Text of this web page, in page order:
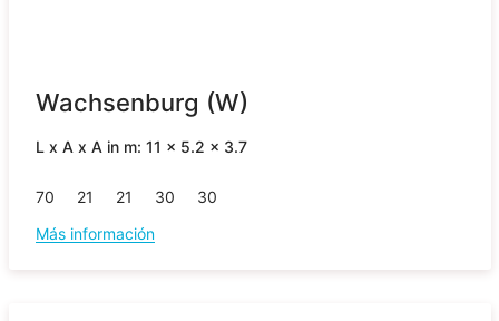
Wachsenburg (W)
L x A x A in m: 11 x 5.2 x 3.7
70 21 21 30
30
Más información